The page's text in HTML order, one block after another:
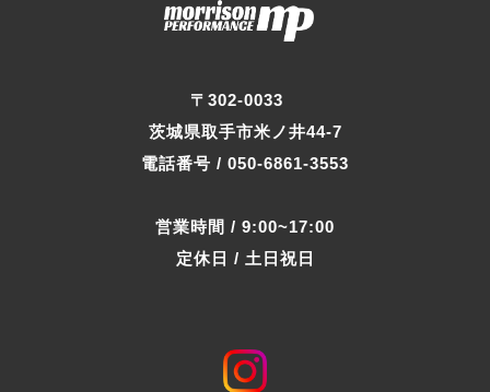
〒302-0033
茨城県取手市米ノ井44-7
電話番号 / 050-6861-3553
営業時間 / 9:00~17:00
定休日 / 土日祝日